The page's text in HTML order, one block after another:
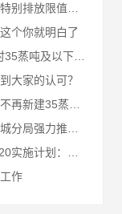
个你就明白了
山东枣庄：2021年12月底前，完成每小时35蒸吨及以下的燃煤锅炉淘汰
大家的认可？
作